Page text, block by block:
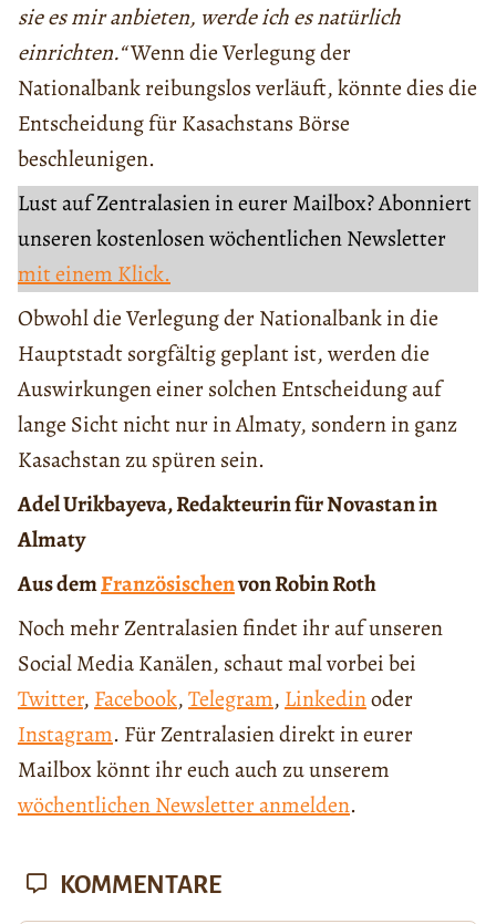
sie es mir anbieten, werde ich es natürlich
einrichten.“Wenn die Verlegung der
Nationalbank reibungslos verläuft, könnte dies die
Entscheidung für Kasachstans Börse
beschleunigen.
Lust auf Zentralasien in eurer Mailbox? Abonniert
unseren kostenlosen wöchentlichen Newsletter
mit einem Klick.
Obwohl die Verlegung der Nationalbank in die
Hauptstadt sorgfältig geplant ist, werden die
Auswirkungen einer solchen Entscheidung auf
lange Sicht nicht nur in Almaty, sondern in ganz
Kasachstan zu spüren sein.
Adel Urikbayeva, Redakteurin für Novastan in
Almaty
Aus demFranzösischenvon Robin Roth
Noch mehr Zentralasien findet ihr auf unseren
Social Media Kanälen, schaut mal vorbei bei
Twitter, Facebook,Telegram, Linkedinoder
Instagram. Für Zentralasien direkt in eurer
Mailbox könnt ihr euch auch zu unserem
wöchentlichen Newsletter anmelden.
KOMMENTARE